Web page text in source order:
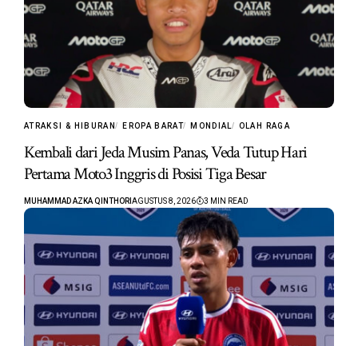
ATRAKSI & HIBURAN EROPA BARAT MONDIAL OLAH RAGA
Kembali dari Jeda Musim Panas, Veda Tutup Hari
Pertama Moto3 Inggris di Posisi Tiga Besar
MUHAMMAD AZKA QINTHORI AGUSTUS 8, 2026 3 MIN READ